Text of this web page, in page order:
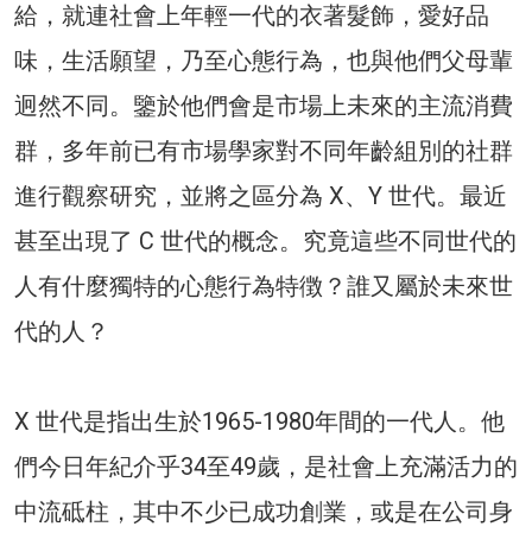
給，就連社會上年輕一代的衣著髮飾，愛好品
味，生活願望，乃至心態行為，也與他們父母輩
迥然不同。鑒於他們會是市場上未來的主流消費
群，多年前已有市場學家對不同年齡組別的社群
進行觀察研究，並將之區分為 X、Y 世代。最近
甚至出現了 C 世代的概念。究竟這些不同世代的
人有什麼獨特的心態行為特徴？誰又屬於未來世
代的人？
X 世代是指出生於1965-1980年間的一代人。他
們今日年紀介乎34至49歲，是社會上充滿活力的
中流砥柱，其中不少已成功創業，或是在公司身